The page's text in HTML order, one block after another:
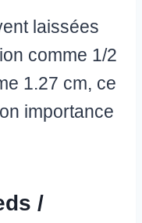
laissées
comme 1/2
1.27 cm, ce
importance
/